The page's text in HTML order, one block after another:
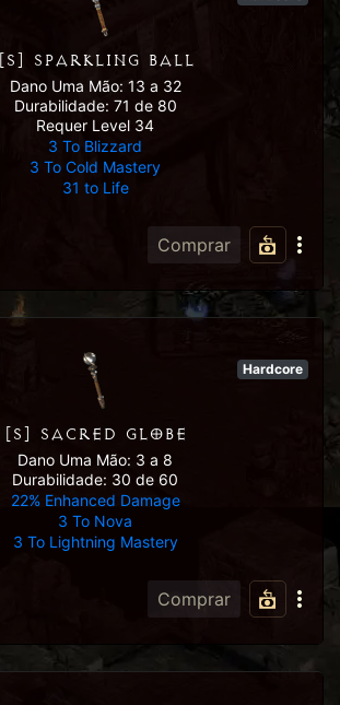
[S] SPARKLING BALL
Dano Uma Mão: 13 a 32
Durabilidade: 71 de 80
Requer Level 34
3 To Blizzard
3 To Cold Mastery
31 to Life
Comprar
Hardcore
[S] SACRED GLOBE
Dano Uma Mão: 3 a 8
Durabilidade: 30 de 60
22% Enhanced Damage
3 To Nova
3 To Lightning Mastery
Comprar